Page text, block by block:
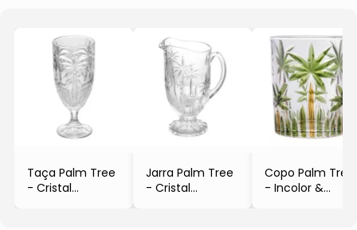
Taça Palm Tree
- Cristal
Jarra Palm Tree
- Cristal
Copo Palm Tree
- Incolor &